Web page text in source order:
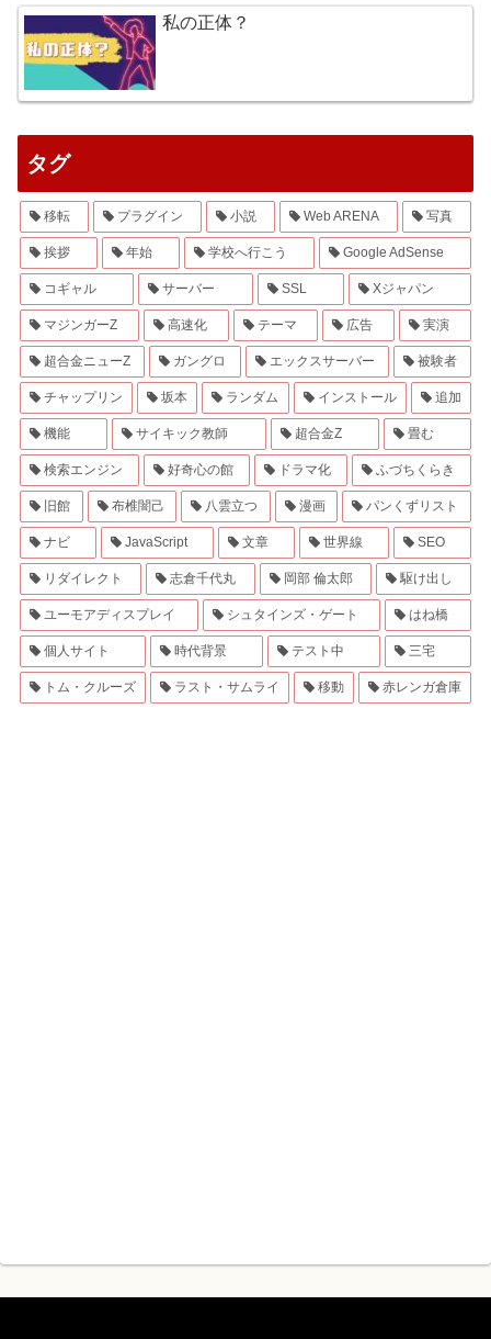
私の正体？
タグ
移転 プラグイン 小説 Web ARENA 写真
挨拶 年始 学校へ行こう Google AdSense
コギャル サーバー SSL Xジャパン
マジンガーZ 高速化 テーマ 広告 実演
超合金ニューZ ガングロ エックスサーバー 被験者
チャップリン 坂本 ランダム インストール 追加
機能 サイキック教師 超合金Z 畳む
検索エンジン 好奇心の館 ドラマ化 ふづちくらき
旧館 布椎闇己 八雲立つ 漫画 パンくずリスト
ナビ JavaScript 文章 世界線 SEO
リダイレクト 志倉千代丸 岡部 倫太郎 駆け出し
ユーモアディスプレイ シュタインズ・ゲート はね橋
個人サイト 時代背景 テスト中 三宅
トム・クルーズ ラスト・サムライ 移動 赤レンガ倉庫